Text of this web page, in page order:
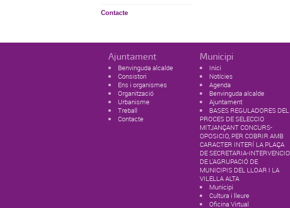
Contacte
Ajuntament
Benvinguda alcalde
Consistori
Ens i organismes
Organització
Urbanisme
Treball
Contacte
Municipi
Inici
Notícies
Agenda
Benvinguda alcalde
Ajuntament
BASES REGULADORES DEL
PROCES DE SELECCIO
MITJANÇANT CONCURS-
OPOSICIO, PER COBRIR AMB
CARACTER INTERÍ LA PLAÇA
DE SECRETARIA-INTERVENCIO
DE L'AGRUPACIÓ DE
MUNICIPIS DEL LLOAR I LA
VILELLA ALTA
Municipi
Cultura i lleure
Oficina Virtual